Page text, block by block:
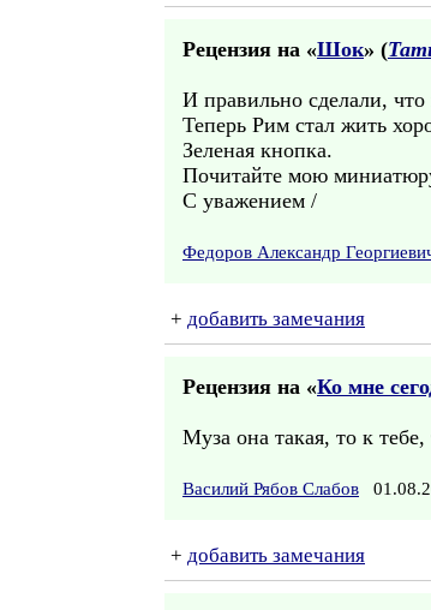
Рецензия на «Шок» (
И правильно сделали, что
Теперь Рим стал жить
Зеленая кнопка.
Почитайте мою
С уважением /
Федоров Александр
+ добавить замечания
Рецензия на «Ко мне
Муза она такая, то к
Василий Рябов Слабов
+ добавить замечания